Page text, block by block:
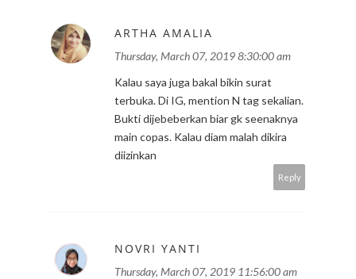
ARTHA AMALIA
Thursday, March 07, 2019 8:30:00 am
Kalau saya juga bakal bikin surat
terbuka. Di IG, mention N tag sekalian.
Bukti dijebeberkan biar gk seenaknya
main copas. Kalau diam malah dikira
diizinkan
Reply
NOVRI YANTI
Thursday, March 07, 2019 11:56:00 am